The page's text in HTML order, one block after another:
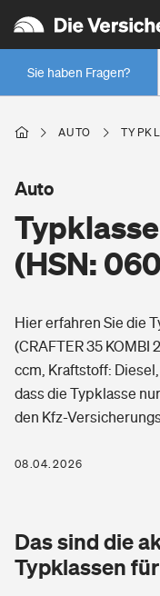
Sie haben Fragen?
Wer versichert was:
Regionalklassen: So
Wer versichert was:
Arbeitsrechtsschutz
Zur Übersicht
Tools
Wohnen
Elementarversicherung
Glasversicherung
Freizeit
Pri­vate Haft­pflicht­
Gesundheit
Private
Dread-Disease-
AUTO
(HSN:
Auto
Hier erfahren Sie die
(CRAFTER 35 KOMBI
ccm, Kraftstoff:
dass die Typklasse
den Kfz-
08.04.2026
Das sind die
Typklassen